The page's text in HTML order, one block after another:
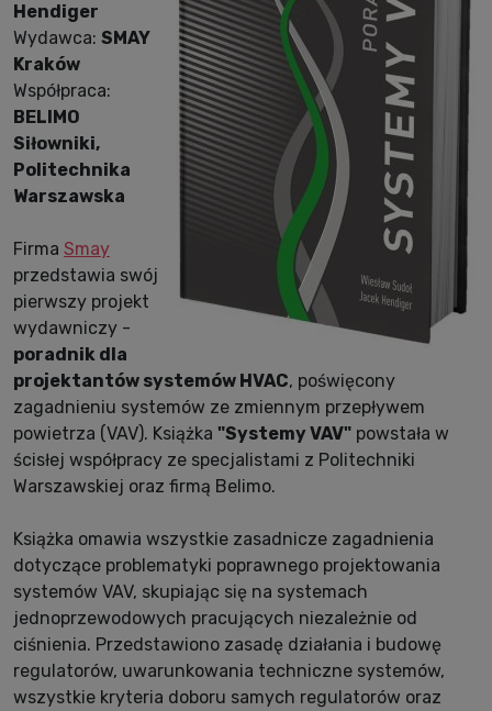
Hendiger
Wydawca: SMAY
Kraków
Współpraca:
BELIMO
Siłowniki,
Politechnika
Warszawska
Firma Smay
przedstawia swój
pierwszy projekt
wydawniczy -
poradnik dla
projektantów systemów HVAC, poświęcony
zagadnieniu systemów ze zmiennym przepływem
powietrza (VAV). Książka "Systemy VAV" powstała w
ścisłej współpracy ze specjalistami z Politechniki
Warszawskiej oraz firmą Belimo.
Książka omawia wszystkie zasadnicze zagadnienia
dotyczące problematyki poprawnego projektowania
systemów VAV, skupiając się na systemach
jednoprzewodowych pracujących niezależnie od
ciśnienia. Przedstawiono zasadę działania i budowę
regulatorów, uwarunkowania techniczne systemów,
wszystkie kryteria doboru samych regulatorów oraz